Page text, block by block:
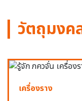
วัตถุมงค
เครื่องราง